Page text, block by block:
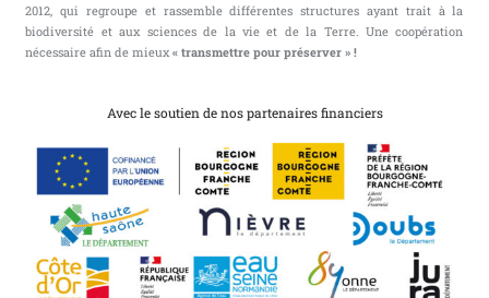
2012, qui regroupe et rassemble différentes structures ayant trait à la
biodiversité et aux sciences de la vie et de la Terre. Une coopération
nécessaire afin de mieux« transmettre pour préserver » !
Avec le soutien de nos partenaires financiers